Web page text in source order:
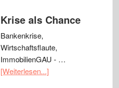
Krise als Chance
Bankenkrise,
Wirtschaftsflaute,
ImmobilienGAU - …
[Weiterlesen...]